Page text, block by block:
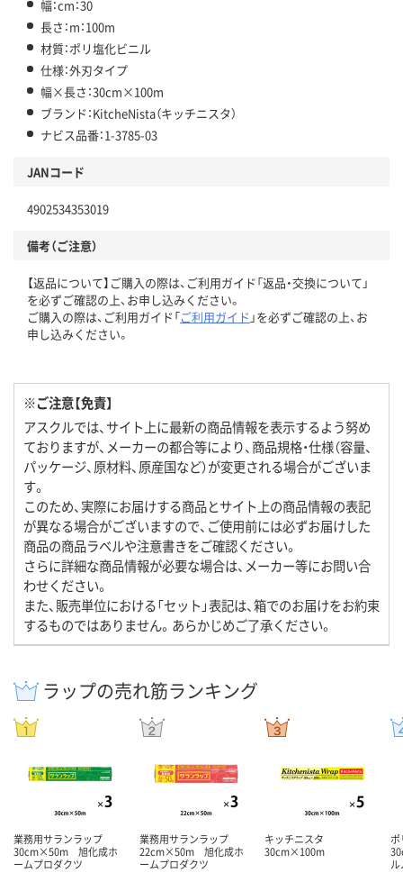
幅：cm：30
長さ：m：100m
材質：ポリ塩化ビニル
仕様：外刃タイプ
幅×長さ：30cm×100m
ブランド：KitcheNista（キッチニスタ）
ナビス品番：1-3785-03
JANコード
4902534353019
備考（ご注意）
【返品について】ご購入の際は、ご利用ガイド「返品・交換について」
を必ずご確認の上、お申し込みください。
ご購入の際は、ご利用ガイド「ご利用ガイド 」を必ずご確認の上、お
申し込みください。
※ご注意【免責】
アスクルでは、サイト上に最新の商品情報を表示するよう努め
ておりますが、メーカーの都合等により、商品規格・仕様（容量、
パッケージ、原材料、原産国など）が変更される場合がございま
す。
このため、実際にお届けする商品とサイト上の商品情報の表記
が異なる場合がございますので、ご使用前には必ずお届けした
商品の商品ラベルや注意書きをご確認ください。
さらに詳細な商品情報が必要な場合は、メーカー等にお問い合
わせください。
また、販売単位における「セット」表記は、箱でのお届けをお約束
するものではありません。あらかじめご了承ください。
ラップの売れ筋ランキング
業務用サランラップ
30cm×50m 旭化成ホ
ームプロダクツ
業務用サランラップ
22cm×50m 旭化成ホ
ームプロダクツ
キッチニスタ
30cm×100m